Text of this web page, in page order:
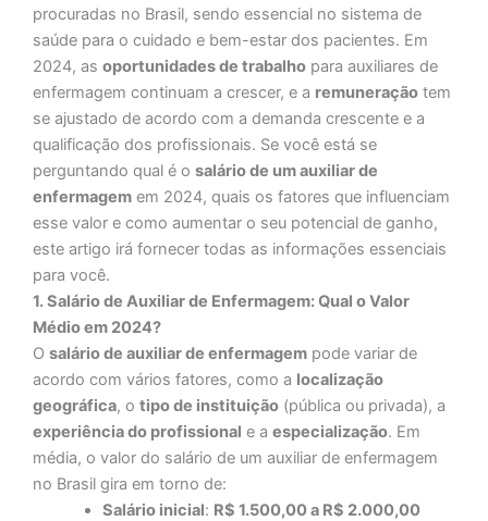
procuradas no Brasil, sendo essencial no sistema de
saúde para o cuidado e bem-estar dos pacientes. Em
2024, as oportunidades de trabalho para auxiliares de
enfermagem continuam a crescer, e a remuneração tem
se ajustado de acordo com a demanda crescente e a
qualificação dos profissionais. Se você está se
perguntando qual é o salário de um auxiliar de
enfermagem em 2024, quais os fatores que influenciam
esse valor e como aumentar o seu potencial de ganho,
este artigo irá fornecer todas as informações essenciais
para você.
1. Salário de Auxiliar de Enfermagem: Qual o Valor
Médio em 2024?
O salário de auxiliar de enfermagem pode variar de
acordo com vários fatores, como a localização
geográfica, o tipo de instituição (pública ou privada), a
experiência do profissional e a especialização. Em
média, o valor do salário de um auxiliar de enfermagem
no Brasil gira em torno de:
Salário inicial: R$ 1.500,00 a R$ 2.000,00